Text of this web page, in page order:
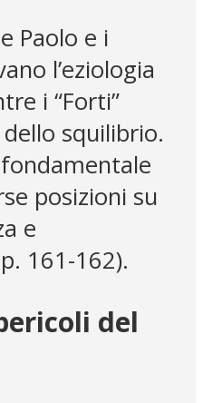
Paolo e i
l’eziologia
i “Forti”
squilibrio.
posizioni su
e
161-162).
del